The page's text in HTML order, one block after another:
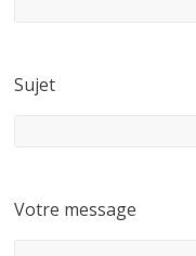
Sujet
Votre message